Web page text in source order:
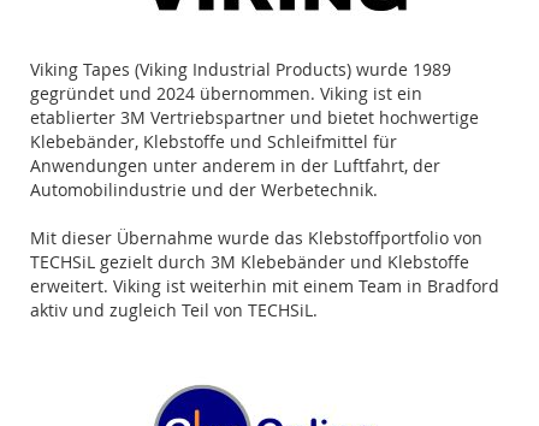
Viking Tapes (Viking Industrial Products) wurde 1989
gegründet und 2024 übernommen. Viking ist ein
etablierter 3M Vertriebspartner und bietet hochwertige
Klebebänder, Klebstoffe und Schleifmittel für
Anwendungen unter anderem in der Luftfahrt, der
Automobilindustrie und der Werbetechnik.
Mit dieser Übernahme wurde das Klebstoffportfolio von
TECHSiL gezielt durch 3M Klebebänder und Klebstoffe
erweitert. Viking ist weiterhin mit einem Team in Bradford
aktiv und zugleich Teil von TECHSiL.